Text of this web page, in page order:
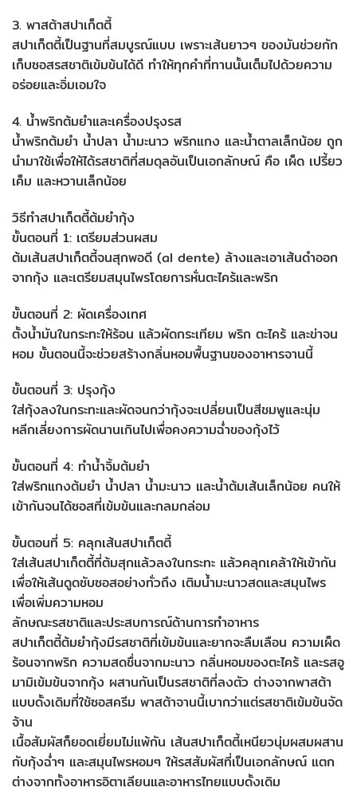
3. พาสต้าสปาเก็ตตี้
สปาเก็ตตี้เป็นฐานที่สมบูรณ์แบบ เพราะเส้นยาวๆ ของมันช่วยกัก
เก็บซอสรสชาติเข้มข้นได้ดี ทำให้ทุกคำที่ทานนั้นเต็มไปด้วยความ
อร่อยและอิ่มเอมใจ
4. น้ำพริกต้มยำและเครื่องปรุงรส
น้ำพริกต้มยำ น้ำปลา น้ำมะนาว พริกแกง และน้ำตาลเล็กน้อย ถูก
นำมาใช้เพื่อให้ได้รสชาติที่สมดุลอันเป็นเอกลักษณ์ คือ เผ็ด เปรี้ยว
เค็ม และหวานเล็กน้อย
วิธีทำสปาเก็ตตี้ต้มยำกุ้ง
ขั้นตอนที่ 1: เตรียมส่วนผสม
ต้มเส้นสปาเก็ตตี้จนสุกพอดี (al dente) ล้างและเอาเส้นดำออก
จากกุ้ง และเตรียมสมุนไพรโดยการหั่นตะไคร้และพริก
ขั้นตอนที่ 2: ผัดเครื่องเทศ
ตั้งน้ำมันในกระทะให้ร้อน แล้วผัดกระเทียม พริก ตะไคร้ และข่าจน
หอม ขั้นตอนนี้จะช่วยสร้างกลิ่นหอมพื้นฐานของอาหารจานนี้
ขั้นตอนที่ 3: ปรุงกุ้ง
ใส่กุ้งลงในกระทะและผัดจนกว่ากุ้งจะเปลี่ยนเป็นสีชมพูและนุ่ม
หลีกเลี่ยงการผัดนานเกินไปเพื่อคงความฉ่ำของกุ้งไว้
ขั้นตอนที่ 4: ทำน้ำจิ้มต้มยำ
ใส่พริกแกงต้มยำ น้ำปลา น้ำมะนาว และน้ำต้มเส้นเล็กน้อย คนให้
เข้ากันจนได้ซอสที่เข้มข้นและกลมกล่อม
ขั้นตอนที่ 5: คลุกเส้นสปาเก็ตตี้
ใส่เส้นสปาเก็ตตี้ที่ต้มสุกแล้วลงในกระทะ แล้วคลุกเคล้าให้เข้ากัน
เพื่อให้เส้นดูดซับซอสอย่างทั่วถึง เติมน้ำมะนาวสดและสมุนไพร
เพื่อเพิ่มความหอม
ลักษณะรสชาติและประสบการณ์ด้านการทำอาหาร
สปาเก็ตตี้ต้มยำกุ้งมีรสชาติที่เข้มข้นและยากจะลืมเลือน ความเผ็ด
ร้อนจากพริก ความสดชื่นจากมะนาว กลิ่นหอมของตะไคร้ และรสอู
มามิเข้มข้นจากกุ้ง ผสานกันเป็นรสชาติที่ลงตัว ต่างจากพาสต้า
แบบดั้งเดิมที่ใช้ซอสครีม พาสต้าจานนี้เบากว่าแต่รสชาติเข้มข้นจัด
จ้าน
เนื้อสัมผัสก็ยอดเยี่ยมไม่แพ้กัน เส้นสปาเก็ตตี้เหนียวนุ่มผสมผสาน
กับกุ้งฉ่ำๆ และสมุนไพรหอมๆ ให้รสสัมผัสที่เป็นเอกลักษณ์ แตก
ต่างจากทั้งอาหารอิตาเลียนและอาหารไทยแบบดั้งเดิม